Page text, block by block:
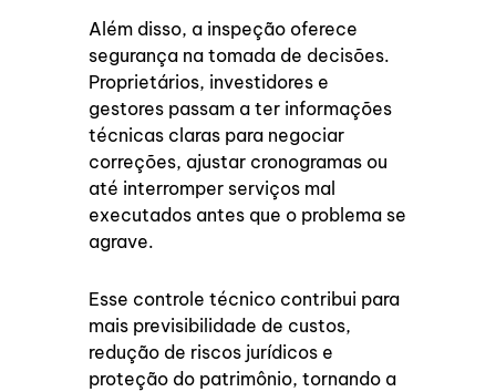
Além disso, a inspeção oferece
segurança na tomada de decisões.
Proprietários, investidores e
gestores passam a ter informações
técnicas claras para negociar
correções, ajustar cronogramas ou
até interromper serviços mal
executados antes que o problema se
agrave.
Esse controle técnico contribui para
mais previsibilidade de custos,
redução de riscos jurídicos e
proteção do patrimônio, tornando a